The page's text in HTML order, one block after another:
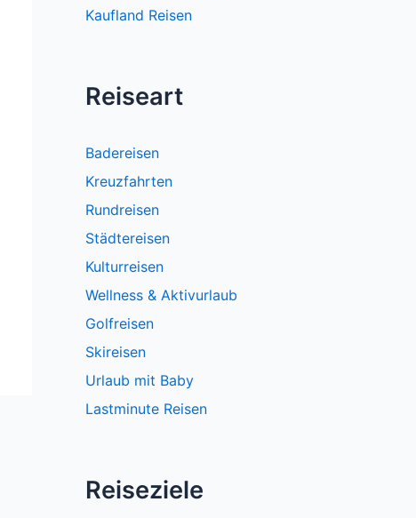
Kaufland Reisen
Reiseart
Badereisen
Kreuzfahrten
Rundreisen
Städtereisen
Kulturreisen
Wellness & Aktivurlaub
Golfreisen
Skireisen
Urlaub mit Baby
Lastminute Reisen
Reiseziele